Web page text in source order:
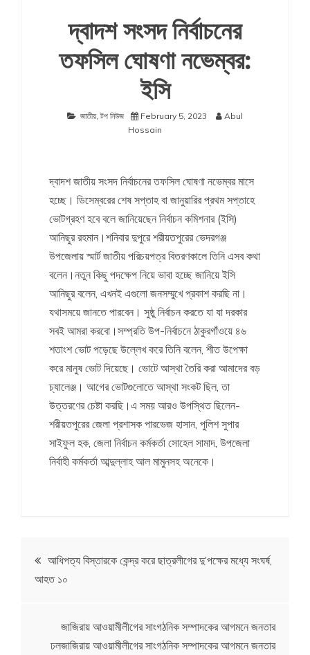
দ্বাদশ সংসদ নির্বাচনের
তফসিল ঘোষণা নভেম্বর:
ইসি
জাতীয়,টপ নিউজ February 5, 2023
Abul
Hossain
দ্বাদশ জাতীয় সংসদ নির্বাচনের তফসিল ঘোষণা নভেম্বর মাসে
হচ্ছে। ডিসেম্বরের শেষ সপ্তাহ বা জানুয়ারির প্রথম সপ্তাহে
ভোটগ্রহণ হবে বলে জানিয়েছেন নির্বাচন কমিশনার (ইসি)
আনিছুর রহমান।শনিবার দুপুরে শরীয়তপুরের ভেদরগঞ্জ
উপজেলায় স্মার্ট জাতীয় পরিচয়পত্র বিতরণকালে তিনি এসব কথা
বলেন।নতুন কিছু পদক্ষেপ নিয়ে ভাবা হচ্ছে জানিয়ে ইসি
আনিছুর বলেন, এখনই এগুলো জনসম্মুখে প্রকাশ করছি না।
যথাসময়ে জানতে পারবেন। সুষ্ঠু নির্বাচন করতে যা যা দরকার
সবই আমরা করবো।সম্প্রতি উপ-নির্বাচনে ঠাকুরগাঁওয়ে ৪৬
শতাংশ ভোট পড়েছে উল্লেখ করে তিনি বলেন, শীত উপেক্ষা
করে মানুষ ভোট দিয়েছে। ভোটে আস্থা তৈরি করা আমাদের বড়
চ্যালেঞ্জ। আগের ভোটগুলোতে আস্থা সংকট ছিল, তা
উত্তরণের চেষ্টা করছি।এ সময় আরও উপস্থিত ছিলেন-
শরীয়তপুরের জেলা প্রশাসক পারভেজ হাসান, পুলিশ সুপার
সাইফুল হক, জেলা নির্বাচন কর্মকর্তা সোহেল সামাদ, উপজেলা
নির্বাহী কর্মকর্তা আব্দুল্লাহ আল মামুনসহ অনেকে।
Post
navigation
আধিপত্য বিস্তারকে কেন্দ্র করে ছাত্রলীগের দু’পক্ষের মধ্যে সংঘর্ষ,
আহত ১০
জাজিরায় আওয়ামীলীগের সাংগঠনিক সম্পাদকের আগমনে জনতার
ঢলজাজিরায় আওয়ামীলীগের সাংগঠনিক সম্পাদকের আগমনে জনতার